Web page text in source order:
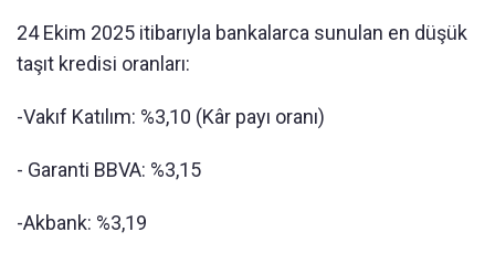
24 Ekim 2025 itibarıyla bankalarca sunulan en düşük
taşıt kredisi oranları:
-Vakıf Katılım: %3,10 (Kâr payı oranı)
- Garanti BBVA: %3,15
-Akbank: %3,19